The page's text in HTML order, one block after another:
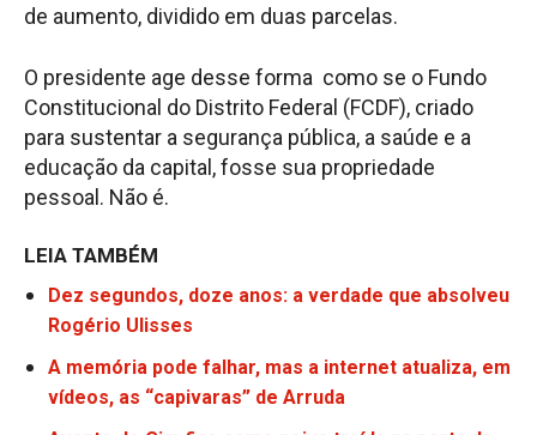
de aumento, dividido em duas parcelas.
O presidente age desse forma como se o Fundo
Constitucional do Distrito Federal (FCDF), criado
para sustentar a segurança pública, a saúde e a
educação da capital, fosse sua propriedade
pessoal. Não é.
LEIA TAMBÉM
Dez segundos, doze anos: a verdade que absolveu
Rogério Ulisses
A memória pode falhar, mas a internet atualiza, em
vídeos, as “capivaras” de Arruda